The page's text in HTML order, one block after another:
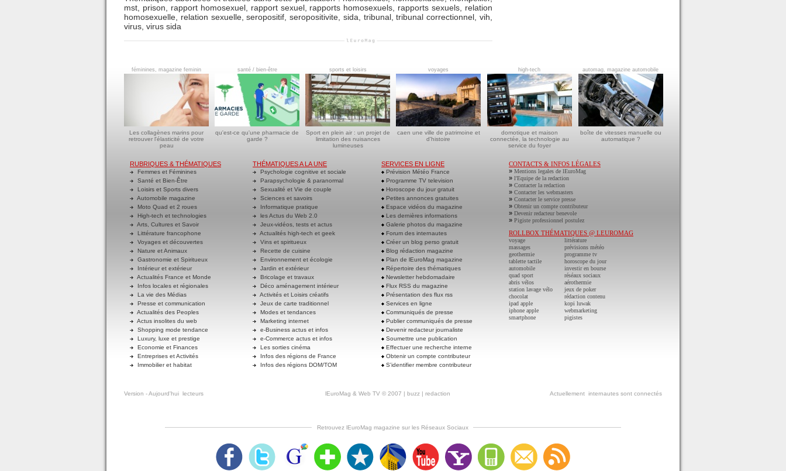
mst
prison rapport homosexuel, rapport sexuel, rapports homosexuels rapports sexuels
relation
homosexuelle
relation sexuelle,seropositif ,seropositivite sida tribunal,tribunal correctionnel ,vih
virus virus sida
féminines, magazine feminin
Les collagènes marins pour
retrouver l'élasticité de votre
peau
santé / bien-être
qu'est-ce qu'une pharmacie de
garde ?
sports et loisirs
Sport en plein air : un projet de
limitation des nuisances
lumineuses
voyages
caen une ville de patrimoine et
d'histoire
high-tech
domotique et maison
connectée, la technologie au
service du foyer
automag, magazine automobile
boîte de vitesses manuelle ou
automatique ?
RUBRIQUES & THÉMATIQUES
Femmes et Féminines
Santé et Bien-Être
Loisirs et Sports divers
Automobile magazine
Moto Quad et 2 roues
High-tech et technologies
Arts, Cultures et Savoir
Littérature francophone
Voyages et découvertes
Nature et Animaux
Gastronomie et Spiritueux
Intérieur et extérieur
Actualités France et Monde
Infos locales et régionales
La vie des Médias
Presse et communication
Actualités des Peoples
Actus insolites du web
Shopping mode tendance
Luxury, luxe et prestige
Economie et Finances
Entreprises et Activités
Immobilier et habitat
THÉMATIQUES A LA UNE
Psychologie cognitive et sociale
Parapsychologie & paranormal
Sexualité et Vie de couple
Sciences et savoirs
Informatique pratique
les Actus du Web 2.0
Jeux-vidéos, tests et actus
Actualités high-tech et geek
Vins et spiritueux
Recette de cuisine
Environnement et écologie
Jardin et extérieur
Bricolage et travaux
Déco aménagement intérieur
Activités et Loisirs créatifs
Jeux de carte traditionnel
Modes et tendances
Marketing internet
e-Business actus et infos
e-Commerce actus et infos
Les sorties cinéma
Infos des régions de France
Infos des régions DOM/TOM
SERVICES EN LIGNE
Prévision Météo France
Programme TV television
Horoscope du jour gratuit
Petites annonces gratuites
Espace vidéos du magazine
Les dernières informations
Galerie photos du magazine
Forum des internautes
Créer un blog perso gratuit
Blog rédaction magazine
Plan de lEuroMag magazine
Répertoire des thématiques
Newsletter hebdomadaire
Flux RSS du magazine
Présentation des flux rss
Services en ligne
Communiqués de presse
Publier communiqués de presse
Devenir redacteur journaliste
Soumettre une publication
Effectuer une recherche interne
Obtenir un compte contributeur
S'identifier membre contributeur
CONTACTS & INFOS LÉGALES
» Mentions legales de lEuroMag
» l'Equipe de la redaction
» Contacter la redaction
» Contacter les webmasters
» Contacter le service presse
» Obtenir un compte contributeur
» Devenir redacteur benevole
» Pigiste professionnel postulez
ROLLBOX THÉMATIQUES @ LEUROMAG
voyage
massages
geothermie
tablette tactile
automobile
quad sport
abris vélos
station lavage vélo
chocolat
ipad apple
iphone apple
smartphone
littérature
prévisions météo
programme tv
horoscope du jour
investir en bourse
réséaux sociaux
aérothermie
jeux de poker
rédaction contenu
kopi luwak
webmarketing
pigistes
Version - Aujourd'hui lecteurs lEuroMag & Web TV © 2007 | buzz | redaction Actuellement internautes sont connectés
Retrouvez lEuroMag magazine sur les Réseaux Sociaux